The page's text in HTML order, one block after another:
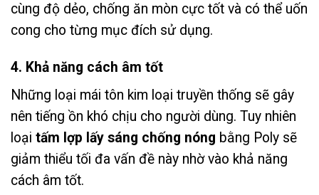
cùng độ dẻo, chống ăn mòn cực tốt và có thể uốn
cong cho từng mục đích sử dụng.
4. Khả năng cách âm tốt
Những loại mái tôn kim loại truyền thống sẽ gây
nên tiếng ồn khó chịu cho người dùng. Tuy nhiên
loại tấm lợp lấy sáng chống nóng bằng Poly sẽ
giảm thiểu tối đa vấn đề này nhờ vào khả năng
cách âm tốt.